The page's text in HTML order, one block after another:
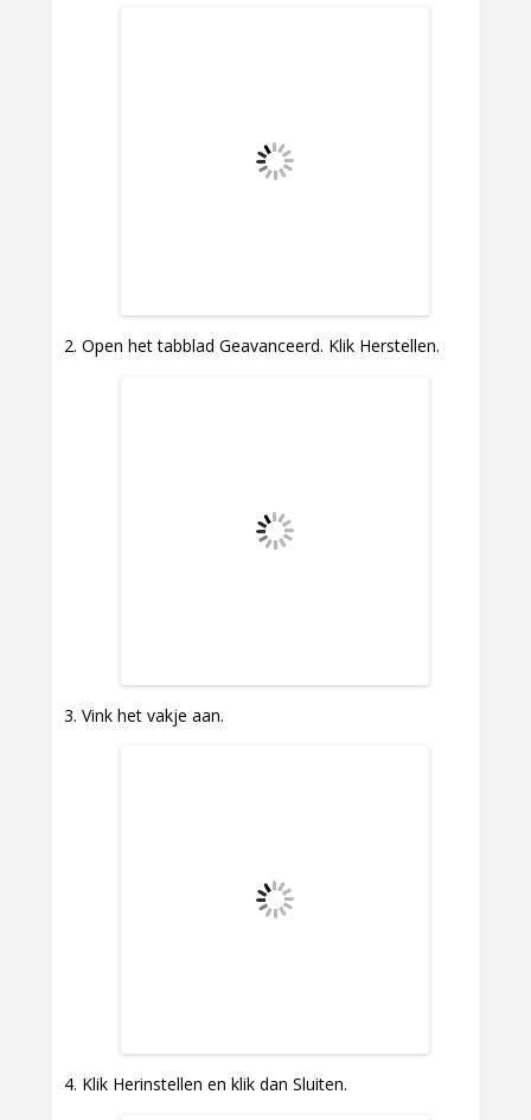
Open het tabblad Geavanceerd. Klik Herstellen.
Vink het vakje aan.
Klik Herinstellen en klik dan Sluiten.